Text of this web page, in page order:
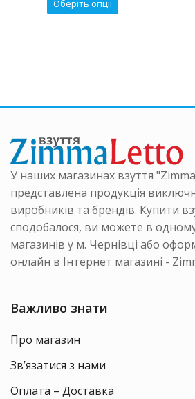
2800 ₴.2300 ₴.
Оберіть опції
товар
можна
сторінці
товару
У наших магазинах взуття
представлена продукція
виробників та брендів. Купити
сподобалося, ви можете в
магазинів у м. Чернівці або
онлайн в Інтернет магазині -
Важливо знати
Про магазин
Зв’язатися з нами
Оплата – Доставка